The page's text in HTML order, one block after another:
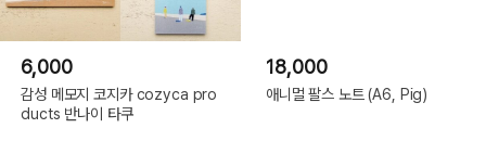
6,000
감성 메모지 코지카 cozyca pro
ducts 반나이 타쿠
18,000
애니멀 팔스 노트 (A6, Pig)